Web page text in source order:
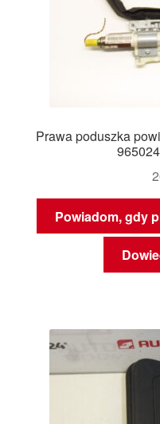
Prawa poduszka
Powiadom, gdy